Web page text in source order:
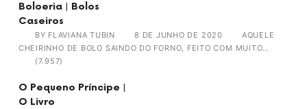
Boloeria | Bolos
Caseiros
BY FLAVIANA TUBIN 8 DE JUNHO DE 2020
AQUELE
CHEIRINHO DE BOLO SAINDO DO FORNO, FEITO COM MUITO…
(7.957)
O Pequeno Príncipe |
O Livro